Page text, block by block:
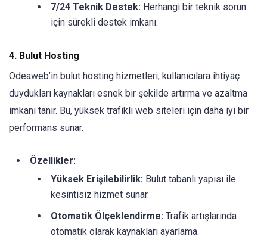
7/24 Teknik Destek: Herhangi bir teknik sorun
için sürekli destek imkanı.
4. Bulut Hosting
Odeaweb’in bulut hosting hizmetleri, kullanıcılara ihtiyaç
duydukları kaynakları esnek bir şekilde artırma ve azaltma
imkanı tanır. Bu, yüksek trafikli web siteleri için daha iyi bir
performans sunar.
Özellikler:
Yüksek Erişilebilirlik: Bulut tabanlı yapısı ile
kesintisiz hizmet sunar.
Otomatik Ölçeklendirme: Trafik artışlarında
otomatik olarak kaynakları ayarlama.